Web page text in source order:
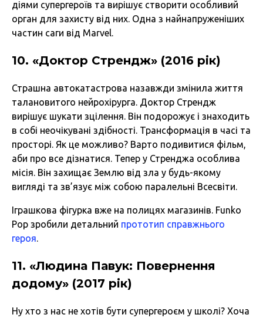
діями супергероїв та вирішує створити особливий
орган для захисту від них. Одна з найнапруженіших
частин саги від Marvel.
10. «Доктор Стрендж» (2016 рік)
Страшна автокатастрова назавжди змінила життя
талановитого нейрохірурга. Доктор Стрендж
вирішує шукати зцілення. Він подорожує і знаходить
в собі неочікувані здібності. Трансформація в часі та
просторі. Як це можливо? Варто подивитися фільм,
аби про все дізнатися. Тепер у Стренджа особлива
місія. Він захищає Землю від зла у будь-якому
вигляді та зв’язує між собою паралельні Всесвіти.
Іграшкова фігурка вже на полицях магазинів. Funko
Pop зробили детальний прототип справжнього
героя.
11. «Людина Павук: Повернення
додому» (2017 рік)
Ну хто з нас не хотів бути супергероєм у школі? Хоча